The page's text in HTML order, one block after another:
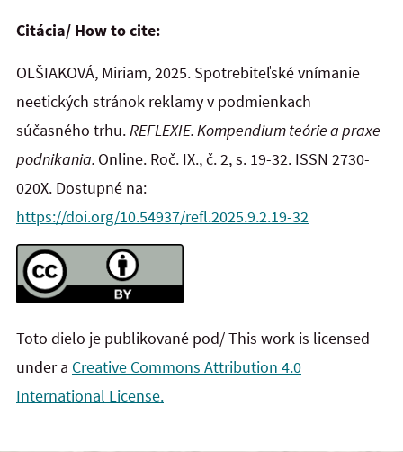
Citácia/ How to cite:
OLŠIAKOVÁ, Miriam, 2025. Spotrebiteľské vnímanie
neetických stránok reklamy v podmienkach
súčasného trhu.REFLEXIE. Kompendium teórie a praxe
podnikania. Online. Roč. IX., č. 2, s. 19-32. ISSN 2730-
020X. Dostupné na:
https://doi.org/10.54937/refl.2025.9.2.19-32
Toto dielo je publikované pod/ This work is licensed
under a Creative Commons Attribution 4.0
International License.